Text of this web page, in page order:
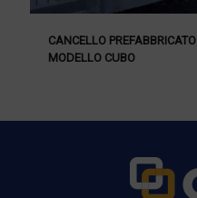
CANCELLO PREFABBRICATO
MODELLO CUBO